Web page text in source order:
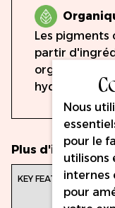
Les pigments
partir
organiques,
hydrogène.
Plus d'infos
Nous
pour le
utilisons
internes
pour